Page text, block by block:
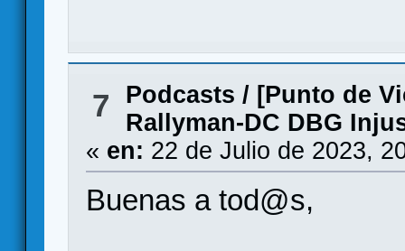
7 Podcasts / [Punto de
Rallyman-DC DBG
« en: 22 de Julio de 2023,
Buenas a tod@s,